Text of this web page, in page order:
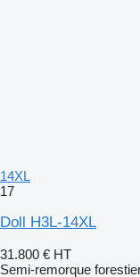
14XL
17
Doll H3L-14XL
31.800 € HT
Semi-remorque